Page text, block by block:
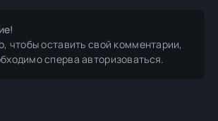
чтобы оставить свой комментарии,
сперва авторизоваться.